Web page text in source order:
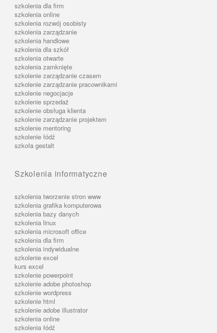
szkolenia dla firm
szkolenia online
szkolenia rozwój osobisty
szkolenia zarządzanie
szkolenia handlowe
szkolenia dla szkół
szkolenia otwarte
szkolenia zamknięte
szkolenie zarządzanie czasem
szkolenie zarządzanie pracownikami
szkolenie negocjacje
szkolenie sprzedaż
szkolenie obsługa klienta
szkolenie zarządzanie projektem
szkolenie mentoring
szkolenie łódź
szkoła gestalt
Szkolenia informatyczne
szkolenia tworzenie stron www
szkolenia grafika komputerowa
szkolenia bazy danych
szkolenia linux
szkolenia microsoft office
szkolenia dla firm
szkolenia indywidualne
szkolenie excel
kurs excel
szkolenie powerpoint
szkolenie adobe photoshop
szkolenie wordpress
szkolenie html
szkolenie adobe illustrator
szkolenia online
szkolenia łódź